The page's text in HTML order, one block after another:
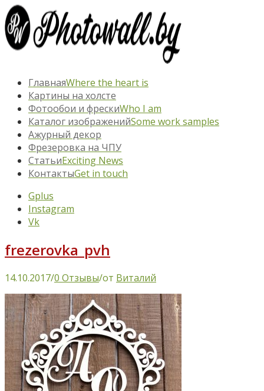
ГлавнаяWhere the heart is
Картины на холсте
Фотообои и фрескиWho I am
Каталог изображенийSome work samples
Ажурный декор
Фрезеровка на ЧПУ
СтатьиExciting News
КонтактыGet in touch
Gplus
Instagram
Vk
frezerovka_pvh
14.10.2017/0 Отзывы/от Виталий